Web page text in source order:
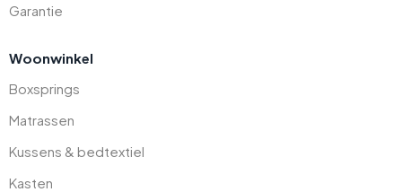
Garantie
Woonwinkel
Boxsprings
Matrassen
Kussens & bedtextiel
Kasten